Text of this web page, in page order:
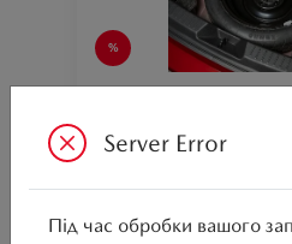
Ціна аксесуара
Підходить для автомобіля :
Server Error
Під час обробки вашого